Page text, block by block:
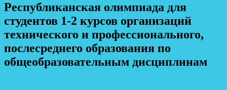
Республиканская олимпиада для
студентов 1-2 курсов организаций
технического и профессионального,
послесреднего образования по
общеобразовательным дисциплинам